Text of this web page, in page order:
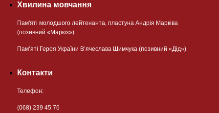
Хвилина мовчання
Пам'яті молодшого лейтенанта, пластуна Андрія Марківа
(позивний «Маркіз»)
Пам’яті Героя України В’ячеслава Шимчука (позивний «Дід»)
Контакти
Телефон:
(068) 239 45 76